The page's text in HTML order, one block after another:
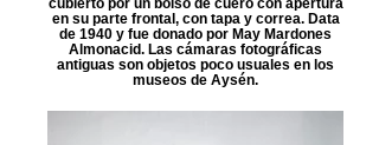
en su parte frontal, con tapa y correa. Data
de 1940 y fue donado por May Mardones
Almonacid. Las cámaras fotográficas
antiguas son objetos poco usuales en los
museos de Aysén.